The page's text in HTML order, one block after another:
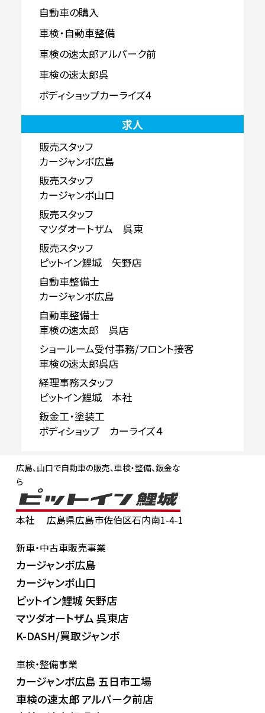
自動車の購入
車検・自動車整備
車検の速太郎アルパーク前
車検の速太郎呉
ボディショップカーライズ4
求人
販売スタッフ
カージャンボ広島
販売スタッフ
カージャンボ山口
販売スタッフ
マツダオートザム 呉東
販売スタッフ
ピットイン鯉城 矢野店
自動車整備士
カージャンボ広島
自動車整備士
車検の速太郎 呉店
ショールーム受付事務/フロント接客
車検の速太郎呉店
経理事務スタッフ
ピットイン鯉城 本社
鈑金工・塗装工
ボディショップ カーライズ４
広島、山口で自動車の販売、車検・整備、鈑金な
ら
本社
広島県広島市佐伯区石内南1-4-1
新車・中古車販売事業
カージャンボ広島
カージャンボ山口
ピットイン鯉城 矢野店
マツダオートザム 呉東店
K-DASH/買取ジャンボ
車検・整備事業
カージャンボ広島 五日市工場
車検の速太郎 アルパーク前店